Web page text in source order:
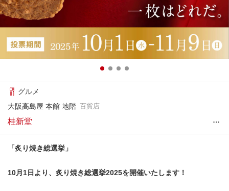
グルメ
大阪高島屋 本館 地階 百貨店
桂新堂 …
「炙り焼き総選挙」
10月1日より、炙り焼き総選挙2025を開催いたします！